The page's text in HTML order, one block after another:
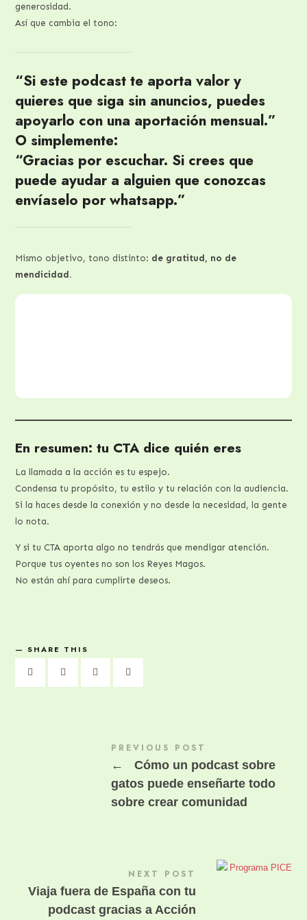
generosidad.
Así que cambia el tono:
“Si este podcast te aporta valor y
quieres que siga sin anuncios, puedes
apoyarlo con una aportación mensual.”
O simplemente:
“Gracias por escuchar. Si crees que
puede ayudar a alguien que conozcas
envíaselo por whatsapp.”
Mismo objetivo, tono distinto: de gratitud, no de
mendicidad.
En resumen: tu CTA dice quién eres
La llamada a la acción es tu espejo.
Condensa tu propósito, tu estilo y tu relación con la audiencia.
Si la haces desde la conexión y no desde la necesidad, la gente
lo nota.
Y si tu CTA aporta algo no tendrás que mendigar atención.
Porque tus oyentes no son los Reyes Magos.
No están ahí para cumplirte deseos.
SHARE THIS
PREVIOUS POST
←
Cómo un podcast sobre
gatos puede enseñarte todo
sobre crear comunidad
NEXT POST
Viaja fuera de España con tu
podcast gracias a Acción